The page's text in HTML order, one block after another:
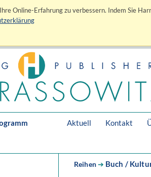
Online-Erfahrung zu verbessern. Indem Sie
Aktuell Kontakt
Reihen➔ Buch /